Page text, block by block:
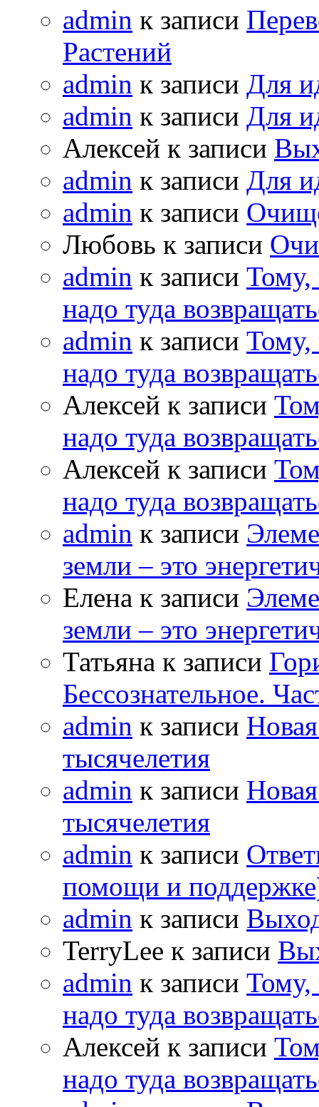
admin к записи
Растений
admin к записи Для
admin к записи Для
Алексей к записи
admin к записи Для
admin к записи
Любовь к записи
admin к записи Тому,
надо туда
admin к записи Тому,
надо туда
Алексей к записи
надо туда
Алексей к записи
надо туда
admin к записи
земли – это
Елена к записи
земли – это
Татьяна к записи
Бессознательное.
admin к записи
тысячелетия
admin к записи
тысячелетия
admin к записи
помощи и
admin к записи
TerryLee к записи
admin к записи Тому,
надо туда
Алексей к записи
надо туда